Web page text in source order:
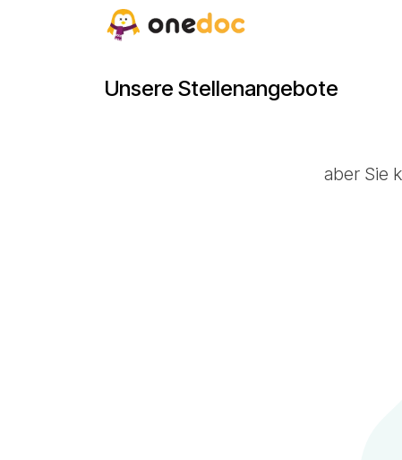
Zum Inhalt springen
Unsere Stellenangebote
aber Sie